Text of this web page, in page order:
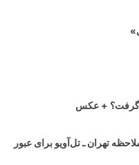
گرفت؟ + عکس
تهران ـ تل‌آویو برای عبور